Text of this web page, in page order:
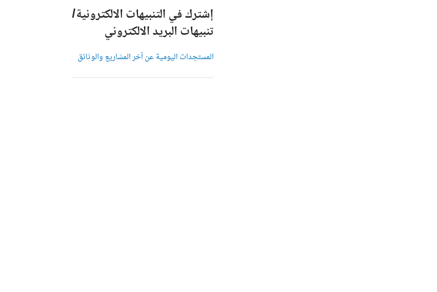
إشترك في التنبيهات الالكترونية/
تنبيهات البريد الالكتروني
المستجدات اليومية عن آخر المشاريع والوثائق